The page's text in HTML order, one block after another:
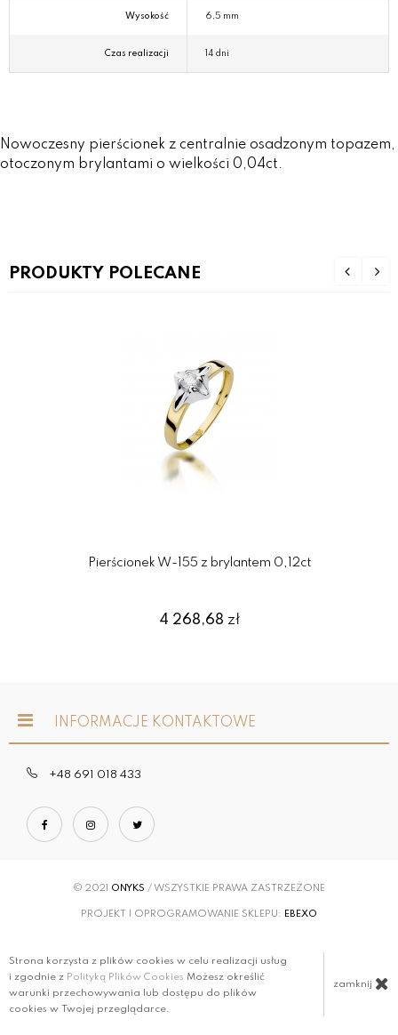
Wysokość 6,5 mm
Czas realizacji 14 dni
Nowoczesny pierścionek z centralnie osadzonym topazem,
otoczonym brylantami o wielkości 0,04ct.
PRODUKTY POLECANE
Pierścionek W-155 z brylantem 0,12ct
4 268,68 zł
INFORMACJE KONTAKTOWE
+48 691 018 433
© 2021 ONYKS / WSZYSTKIE PRAWA ZASTRZEŻONE
PROJEKT I OPROGRAMOWANIE SKLEPU: EBEXO
Strona korzysta z plików cookies w celu realizacji usług
i zgodnie z Polityką Plików Cookies Możesz określić
warunki przechowywania lub dostępu do plików
cookies w Twojej przeglądarce.
zamknij